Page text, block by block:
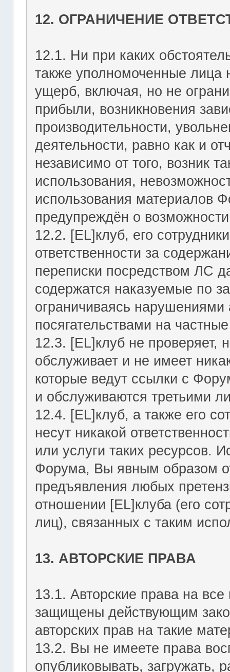
12. ОГРАНИЧЕНИЕ
12.1. Ни при каких
также уполномоченные лица
ущерб, включая, но не
прибыли, возникновения
производительности,
деятельности, равно как и
независимо от того, возник
использования,
использования материалов
предупреждён о
12.2. [EL]клуб, его
ответственности за
переписки посредством ЛС
содержатся наказуемые по
ограничиваясь
посягательствами на
12.3. [EL]клуб не проверяет,
обслуживает и не имеет
которые ведут ссылки с
и обслуживаются третьими
12.4. [EL]клуб, а также его
несут никакой
или услуги таких ресурсов.
Форума, Вы явным образом
предъявления любых
отношении [EL]клуба (его
лиц), связанных с таким
13. АВТОРСКИЕ ПРАВА
13.1. Авторские права на
защищены действующим
авторских прав на такие
13.2. Вы не имеете права
опубликовывать, загружать,